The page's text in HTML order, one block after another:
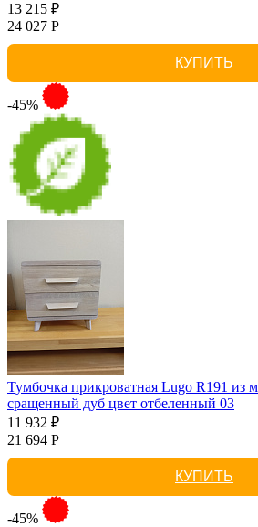
13 215 ₽
24 027 Р
КУПИТЬ
-45%
Тумбочка прикроватная Lugo R191 из
сращенный дуб цвет отбеленный 03
11 932 ₽
21 694 Р
КУПИТЬ
-45%